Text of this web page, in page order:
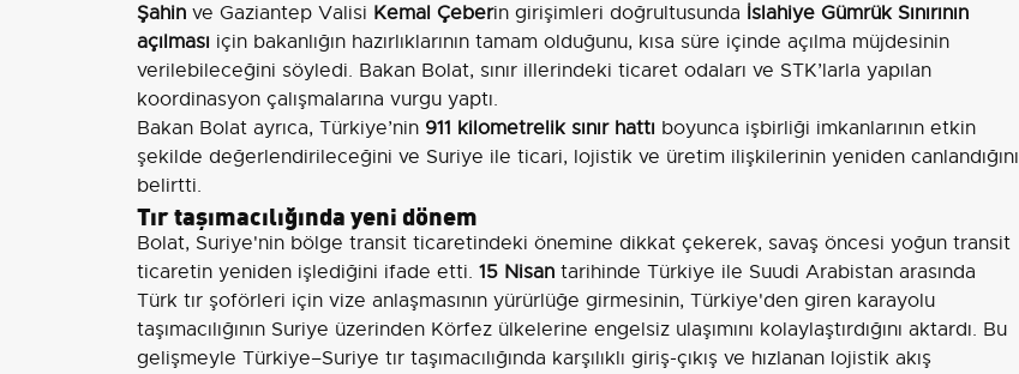
Şahin ve Gaziantep Valisi Kemal Çeberin girişimleri doğrultusunda İslahiye Gümrük Sınırının
açılması için bakanlığın hazırlıklarının tamam olduğunu, kısa süre içinde açılma müjdesinin
verilebileceğini söyledi. Bakan Bolat, sınır illerindeki ticaret odaları ve STK’larla yapılan
koordinasyon çalışmalarına vurgu yaptı.
Bakan Bolat ayrıca, Türkiye’nin 911 kilometrelik sınır hattı boyunca işbirliği imkanlarının etkin
şekilde değerlendirileceğini ve Suriye ile ticari, lojistik ve üretim ilişkilerinin yeniden canlandığını
belirtti.
Tır taşımacılığında yeni dönem
Bolat, Suriye'nin bölge transit ticaretindeki önemine dikkat çekerek, savaş öncesi yoğun transit
ticaretin yeniden işlediğini ifade etti. 15 Nisan tarihinde Türkiye ile Suudi Arabistan arasında
Türk tır şoförleri için vize anlaşmasının yürürlüğe girmesinin, Türkiye'den giren karayolu
taşımacılığının Suriye üzerinden Körfez ülkelerine engelsiz ulaşımını kolaylaştırdığını aktardı. Bu
gelişmeyle Türkiye–Suriye tır taşımacılığında karşılıklı giriş-çıkış ve hızlanan lojistik akış